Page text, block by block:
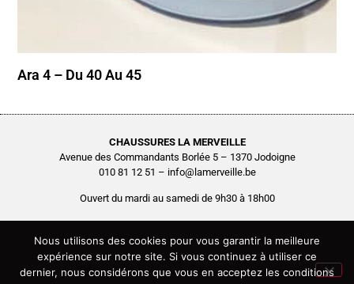
Ara 4 – Du 40 Au 45
CHAUSSURES LA MERVEILLE
Avenue des Commandants Borlée 5 – 1370 Jodoigne
010 81 12 51 – info@lamerveille.be
Ouvert du mardi au samedi de 9h30 à 18h00
Chaussures Quertémont SRL
BCE0416.261.048
Copyright © 2026 Chaussures La Merveille – Tous droits réservés
Site réalisé par
Nous utilisons des cookies pour vous garantir la meilleure
expérience sur notre site. Si vous continuez à utiliser ce
dernier, nous considérons que vous en acceptez les conditions